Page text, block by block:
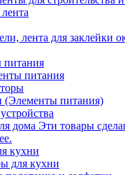
лента для заклейки
питания
(Элементы питания)
дома Эти товары
кухни
для кухни